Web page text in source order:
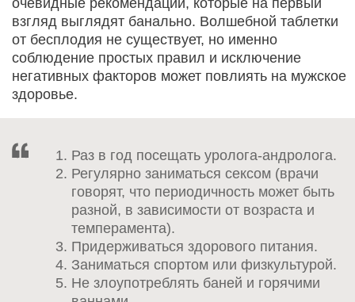
взгляд выглядят банально. Волшебной таблетки
от бесплодия не существует, но именно
соблюдение простых правил и исключение
негативных факторов может повлиять на мужское
здоровье.
Раз в год посещать уролога-андролога.
Регулярно заниматься сексом (врачи
говорят, что периодичность может быть
разной, в зависимости от возраста и
темперамента).
Придерживаться здорового питания.
Заниматься спортом или физкультурой.
Не злоупотреблять баней и горячими